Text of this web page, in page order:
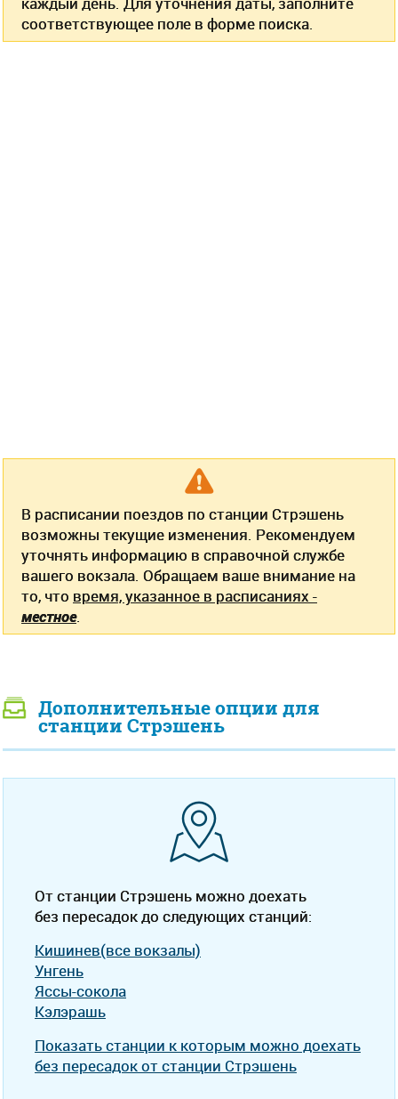
соответствующее поле в форме поиска.
В расписании поездов по станции Стрэшень
возможны текущие изменения. Рекомендуем
уточнять информацию в справочной службе
вашего вокзала. Обращаем ваше внимание на
то, что время, указанное в расписаниях -
местное.
Дополнительные опции для
станции Стрэшень
От станции Стрэшень можно доехать
без пересадок до следующих станций:
Кишинев(все вокзалы)
Унгень
Яссы-сокола
Кэлэрашь
Показать станции к которым можно доехать
без пересадок от станции Стрэшень